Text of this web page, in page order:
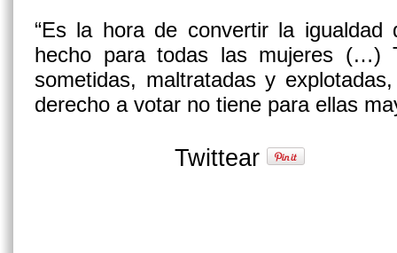
“Es la hora de convertir la igualdad
hecho para todas las mujeres (…)
sometidas, maltratadas y
derecho a votar no tiene para ellas
Twittear